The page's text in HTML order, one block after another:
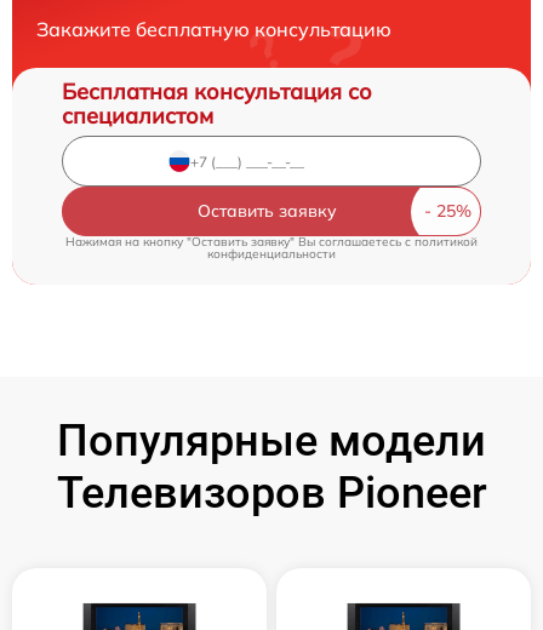
Закажите бесплатную консультацию
Бесплатная консультация со
специалистом
Оставить заявку
Нажимая на кнопку "Оставить заявку" Вы соглашаетесь cполитикой
конфиденциальности
Популярные модели
Телевизоров Pioneer